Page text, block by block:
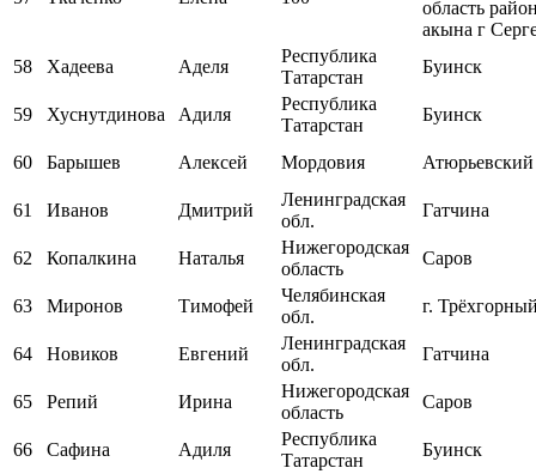
область
акына г
58
Хадеева Аделя
Республика
Татарстан
Буинск
59 Хуснутдинова Адиля
Республика
Татарстан
Буинск
60 Барышев Алексей Мордовия Атюрьевский
61 Иванов Дмитрий
Ленинградская
обл.
Гатчина
62 Копалкина Наталья
Нижегородская
область
Саров
63 Миронов Тимофей
Челябинская
обл.
г.
64 Новиков Евгений
Ленинградская
обл.
Гатчина
65 Репий Ирина
Нижегородская
область
Саров
66 Сафина Адиля
Республика
Татарстан
Буинск